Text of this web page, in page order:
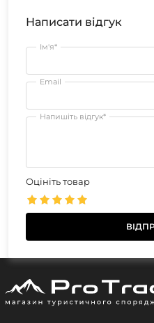
Написати відгук
Ім'я*
Email
Напишіть відгук*
Оцініть товар